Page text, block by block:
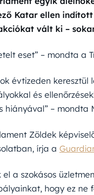
Katar ellen
vált ki –
eset” – mondta
évtizeden
és
hiányával” – mondta
Zöldek
írja a
a szokásos
hogy ez ne